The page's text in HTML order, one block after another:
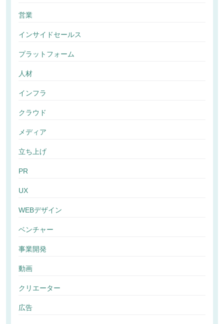
営業
インサイドセールス
プラットフォーム
人材
インフラ
クラウド
メディア
立ち上げ
PR
UX
WEBデザイン
ベンチャー
事業開発
動画
クリエーター
広告